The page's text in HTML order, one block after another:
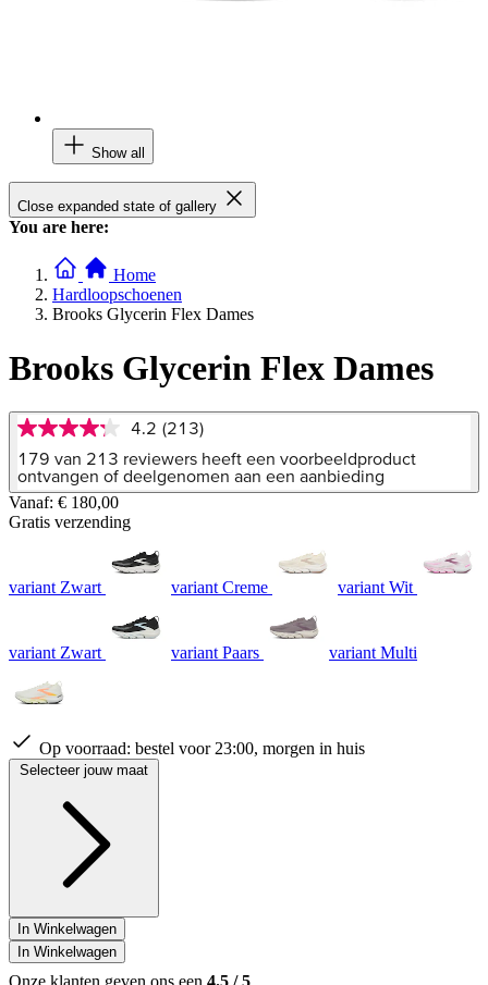
Show all
Close expanded state of gallery
You are here:
Home
Hardloopschoenen
Brooks Glycerin Flex Dames
Brooks Glycerin Flex Dames
4.2
van
5
sterren,
gemiddelde
scorewaarde.
Dezelfde
4.2 (213)
179 van 213 reviewers heeft een voorbeeldproduct
ontvangen of deelgenomen aan een aanbieding
Vanaf: € 180,00
Gratis verzending
variant Zwart variant Creme variant Wit
variant Zwart variant Paars variant Multi
Op voorraad: bestel voor 23:00, morgen in huis
Selecteer jouw maat
In Winkelwagen
In Winkelwagen
Onze klanten geven ons een 4.5 /5